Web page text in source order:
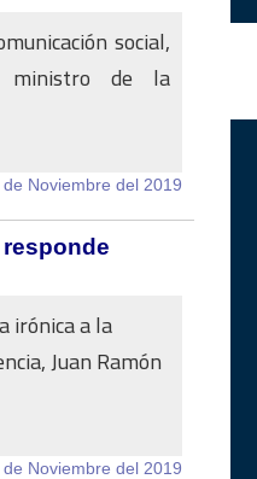
social,
ministro de la
Noviembre del 2019
irónica a la
Juan Ramón
Noviembre del 2019